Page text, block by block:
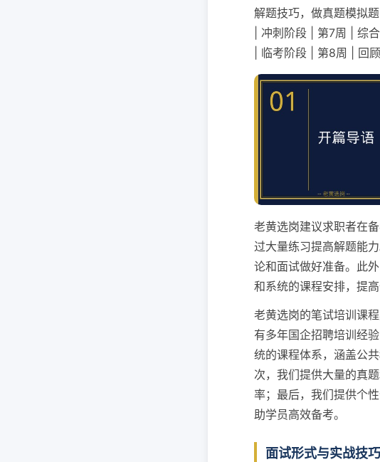
解题技巧，做真题模拟题 |
| 冲刺阶段 | 第7周 | 综
| 临考阶段 | 第8周 | 回
老黄选岗建议求职者在
过大量练习提高解题能
论和面试做好准备。此
和系统的课程安排，提
老黄选岗的笔试培训课
有多年国企招聘培训经
统的课程体系，涵盖公
次，我们提供大量的真
率；最后，我们提供个
助学员高效备考。
面试形式与实战技巧